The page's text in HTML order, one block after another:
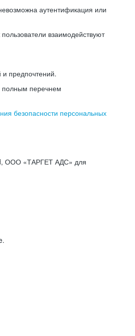
аутентификация или
взаимодействуют
предпочтений.
полным перечнем
безопасности персональных
ООО «ТАРГЕТ АДС» для